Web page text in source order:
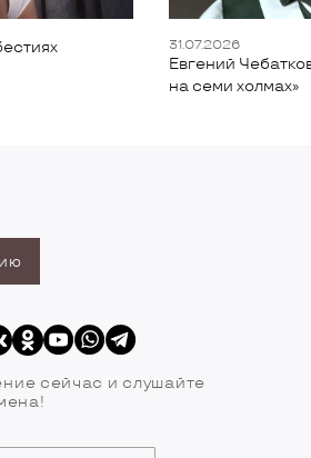
31.07.2026
Евгений
на семи холмах»
сейчас и слушайте